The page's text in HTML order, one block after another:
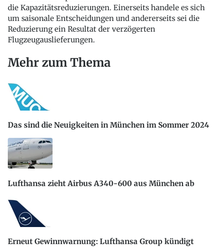
die Kapazitätsreduzierungen. Einerseits handele es sich
um saisonale Entscheidungen und andererseits sei die
Reduzierung ein Resultat der verzögerten
Flugzeugauslieferungen.
Mehr zum Thema
Das sind die Neuigkeiten in München im Sommer 2024
Lufthansa zieht Airbus A340-600 aus München ab
Erneut Gewinnwarnung: Lufthansa Group kündigt